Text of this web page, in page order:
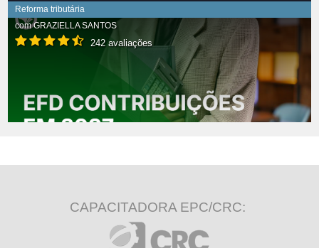
Reforma tributária
comGRAZIELLA SANTOS
242 avaliações
CAPACITADORA EPC/CRC: